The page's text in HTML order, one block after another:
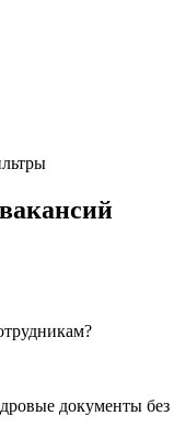
документы